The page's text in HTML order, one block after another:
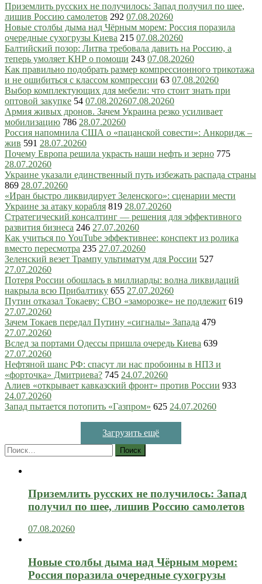
Приземлить русских не получилось: Запад получил по шее,
лишив Россию самолетов 292 07.08.20260
Новые столбы дыма над Чёрным морем: Россия поразила
очередные сухогрузы Киева 215 07.08.20260
Балтийский позор: Литва требовала давить на Россию, а
теперь умоляет КНР о помощи 243 07.08.20260
Как правильно подобрать размер компрессионного трикотажа
и не ошибиться с классом компрессии 63 07.08.20260
Выбор комплектующих для мебели: что стоит знать при
оптовой закупке 54 07.08.202607.08.20260
Армия живых дронов. Зачем Украина резко усиливает
мобилизацию 786 28.07.20260
Россия напомнила США о «пацанской совести»: Анкоридж –
жив 591 28.07.20260
Почему Европа решила украсть наши нефть и зерно 775
28.07.20260
Украине указали единственный путь избежать распада страны
869 28.07.20260
«Иран быстро ликвидирует Зеленского»: сценарии мести
Украине за атаку корабля 819 28.07.20260
Стратегический консалтинг — решения для эффективного
развития бизнеса 246 27.07.20260
Как учиться по YouTube эффективнее: конспект из ролика
вместо пересмотра 235 27.07.20260
Зеленский везет Трампу ультиматум для России 527
27.07.20260
Потеря России обошлась в миллиарды: волна ликвидаций
накрыла всю Прибалтику 655 27.07.20260
Путин отказал Токаеву: СВО «заморозке» не подлежит 619
27.07.20260
Зачем Токаев передал Путину «сигналы» Запада 479
27.07.20260
Вслед за портами Одессы пришла очередь Киева 639
27.07.20260
Нефтяной шанс РФ: спасут ли нас пробоины в НПЗ и
«форточка» Дмитриева? 745 24.07.20260
Алиев «открывает кавказский фронт» против России 933
24.07.20260
Запад пытается потопить «Газпром» 625 24.07.20260
Загрузить ещё
Найти:
Приземлить русских не получилось: Запад
получил по шее, лишив Россию самолетов
07.08.20260
Новые столбы дыма над Чёрным морем:
Россия поразила очередные сухогрузы